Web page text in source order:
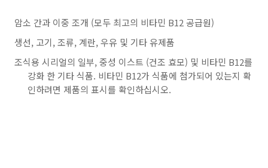
암소 간과 이중 조개 (모두 최고의 비타민 B12 공급원)
생선, 고기, 조류, 계란, 우유 및 기타 유제품
조식용 시리얼의 일부, 중성 이스트 (건조 효모) 및 비타민 B12를
강화 한 기타 식품. 비타민 B12가 식품에 첨가되어 있는지 확
인하려면 제품의 표시를 확인하십시오.